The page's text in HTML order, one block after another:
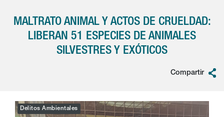
MALTRATO ANIMAL Y ACTOS DE CRUELDAD:
LIBERAN 51 ESPECIES DE ANIMALES
SILVESTRES Y EXÓTICOS
Compartir
Delitos Ambientales